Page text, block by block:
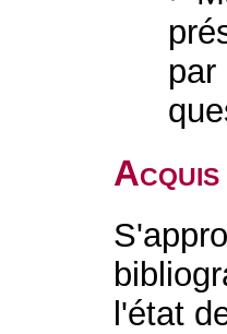
par
l'état